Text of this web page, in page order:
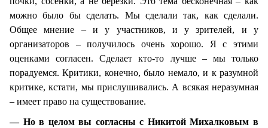
можно было бы сделать. Мы сделали так, как сделали.
Общее мнение – и у участников, и у зрителей, и у
организаторов – получилось очень хорошо. Я с этими
оценками согласен. Сделает кто-то лучше – мы только
порадуемся. Критики, конечно, было немало, и к разумной
критике, кстати, мы прислушивались. А всякая неразумная
– имеет право на существование.
— Но в целом вы согласны с Никитой Михалковым в